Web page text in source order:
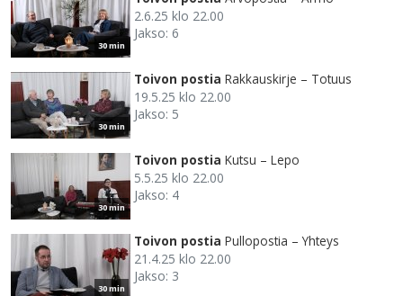
30 min
2.6.25 klo 22.00
Jakso: 6
30 min
Toivon postia Rakkauskirje – Totuus
19.5.25 klo 22.00
Jakso: 5
30 min
Toivon postia Kutsu – Lepo
5.5.25 klo 22.00
Jakso: 4
30 min
Toivon postia Pullopostia – Yhteys
21.4.25 klo 22.00
Jakso: 3